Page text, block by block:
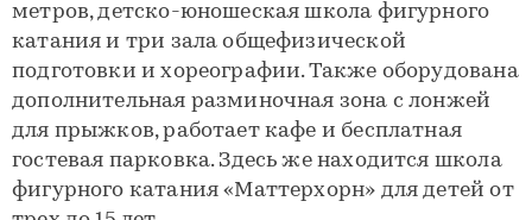
метров, детско-юношеская школа фигурного
катания и три зала общефизической
подготовки и хореографии. Также оборудована
дополнительная разминочная зона с лонжей
для прыжков, работает кафе и бесплатная
гостевая парковка. Здесь же находится школа
фигурного катания «Маттерхорн» для детей от